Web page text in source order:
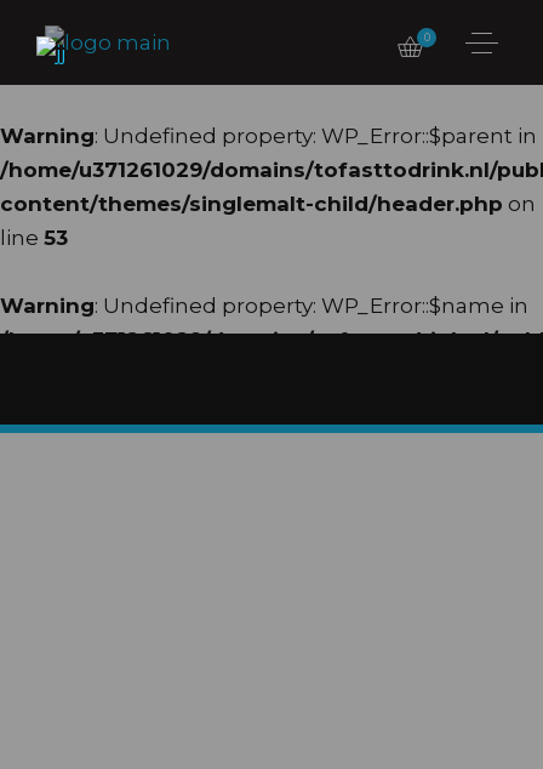
0
Warning: Undefined property: WP_Error::$parent in
/home/u371261029/domains/tofasttodrink.nl/
content/themes/singlemalt-child/header.php on
line 53
Warning: Undefined property: WP_Error::$name in
/home/u371261029/domains/tofasttodrink.nl/